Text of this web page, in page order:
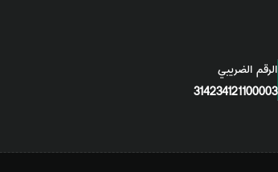
الرقم الضريبي
314234121100003